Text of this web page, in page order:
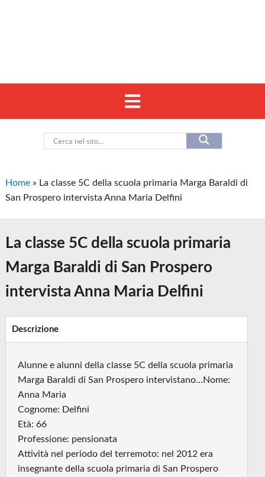
Home » La classe 5C della scuola primaria Marga Baraldi di
San Prospero intervista Anna Maria Delfini
La classe 5C della scuola primaria
Marga Baraldi di San Prospero
intervista Anna Maria Delfini
Descrizione
Alunne e alunni della classe 5C della scuola primaria
Marga Baraldi di San Prospero intervistano...Nome:
Anna Maria
Cognome: Delfini
Età: 66
Professione: pensionata
Attività nel periodo del terremoto: nel 2012 era
insegnante della scuola primaria di San Prospero